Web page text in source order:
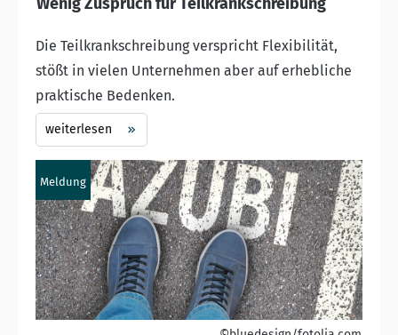
Die Teilkrankschreibung verspricht Flexibilität,
stößt in vielen Unternehmen aber auf erhebliche
praktische Bedenken.
weiterlesen
Meldung